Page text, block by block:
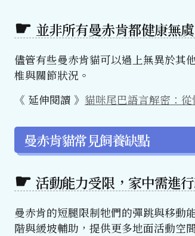
並非所有曼赤肯都健康無虞
儘管有些曼赤肯貓可以過上無異於其
椎與關節狀況。
《 延伸閱讀 》 貓咪尾巴語言解密：
曼赤肯貓常見飼養缺點
活動能力受限，家中需進
曼赤肯的短腿限制牠們的彈跳與移動
階與緩坡輔助，提供更多地面活動空